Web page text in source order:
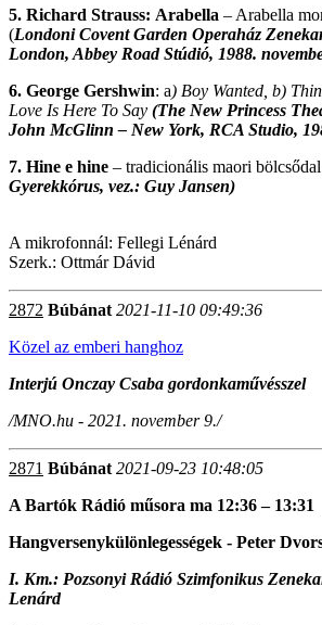
5. Richard Strauss: Arabella – Arabella
(Londoni Covent Garden Operaház
London, Abbey Road Stúdió, 1988.
6. George Gershwin: a) Boy Wanted, b)
Love Is Here To Say (The New Princess
John McGlinn – New York, RCA Studio,
7. Hine e hine – tradicionális maori bölcsődal
Gyerekkórus, vez.: Guy Jansen)
A mikrofonnál: Fellegi Lénárd
Szerk.: Ottmár Dávid
2872 Búbánat 2021-11-10 09:49:36
Közel az emberi hanghoz
Interjú Onczay Csaba gordonkaművésszel
/MNO.hu - 2021. november 9./
2871 Búbánat 2021-09-23 10:48:05
A Bartók Rádió műsora ma 12:36 – 13:31
Hangversenykülönlegességek - Peter
I. Km.: Pozsonyi Rádió Szimfonikus
Lenárd